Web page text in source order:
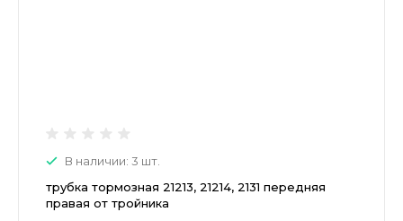
В наличии: 3 шт.
трубка тормозная 21213, 21214, 2131 передняя
правая от тройника